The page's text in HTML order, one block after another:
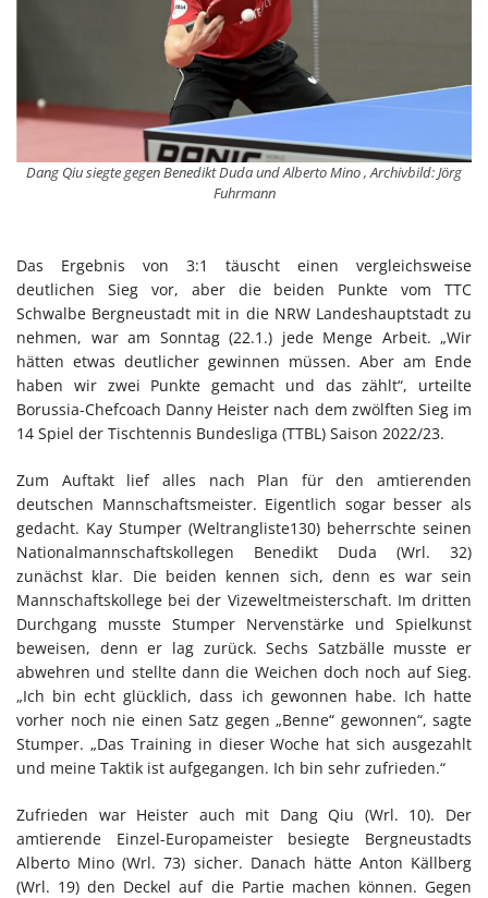
Dang Qiu siegte gegen Benedikt Duda und Alberto Mino , Archivbild: Jörg
Fuhrmann
Das Ergebnis von 3:1 täuscht einen vergleichsweise
deutlichen Sieg vor, aber die beiden Punkte vom TTC
Schwalbe Bergneustadt mit in die NRW Landeshauptstadt zu
nehmen, war am Sonntag (22.1.) jede Menge Arbeit. „Wir
hätten etwas deutlicher gewinnen müssen. Aber am Ende
haben wir zwei Punkte gemacht und das zählt“, urteilte
Borussia-Chefcoach Danny Heister nach dem zwölften Sieg im
14 Spiel der Tischtennis Bundesliga (TTBL) Saison 2022/23.
Zum Auftakt lief alles nach Plan für den amtierenden
deutschen Mannschaftsmeister. Eigentlich sogar besser als
gedacht. Kay Stumper (Weltrangliste130) beherrschte seinen
Nationalmannschaftskollegen Benedikt Duda (Wrl. 32)
zunächst klar. Die beiden kennen sich, denn es war sein
Mannschaftskollege bei der Vizeweltmeisterschaft. Im dritten
Durchgang musste Stumper Nervenstärke und Spielkunst
beweisen, denn er lag zurück. Sechs Satzbälle musste er
abwehren und stellte dann die Weichen doch noch auf Sieg.
„Ich bin echt glücklich, dass ich gewonnen habe. Ich hatte
vorher noch nie einen Satz gegen „Benne“ gewonnen“, sagte
Stumper. „Das Training in dieser Woche hat sich ausgezahlt
und meine Taktik ist aufgegangen. Ich bin sehr zufrieden.“
Zufrieden war Heister auch mit Dang Qiu (Wrl. 10). Der
amtierende Einzel-Europameister besiegte Bergneustadts
Alberto Mino (Wrl. 73) sicher. Danach hätte Anton Källberg
(Wrl. 19) den Deckel auf die Partie machen können. Gegen